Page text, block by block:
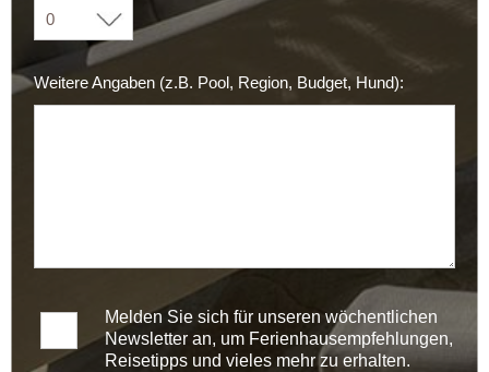
Weitere Angaben (z.B. Pool, Region, Budget, Hund):
Melden Sie sich für unseren wöchentlichen
Newsletter an, um Ferienhausempfehlungen,
Reisetipps und vieles mehr zu erhalten.